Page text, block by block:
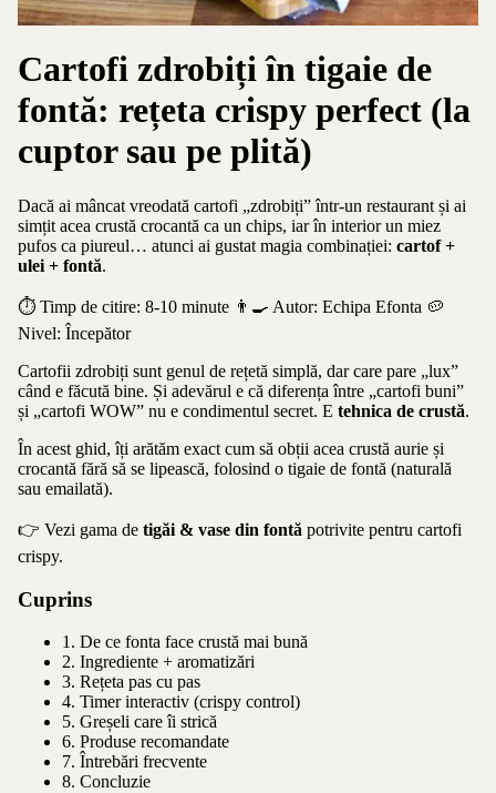
Cartofi zdrobiți în tigaie de
fontă: rețeta crispy perfect (la
cuptor sau pe plită)
Dacă ai mâncat vreodată cartofi „zdrobiți” într-un restaurant și ai
simțit acea crustă crocantă ca un chips, iar în interior un miez
pufos ca piureul… atunci ai gustat magia combinației: cartof +
ulei + fontă.
⏱️ Timp de citire: 8-10 minute 👨‍🍳 Autor: Echipa Efonta 🥔
Nivel: Începător
Cartofii zdrobiți sunt genul de rețetă simplă, dar care pare „lux”
când e făcută bine. Și adevărul e că diferența între „cartofi buni”
și „cartofi WOW” nu e condimentul secret. E tehnica de crustă.
În acest ghid, îți arătăm exact cum să obții acea crustă aurie și
crocantă fără să se lipească, folosind o tigaie de fontă (naturală
sau emailată).
👉 Vezi gama de tigăi & vase din fontă potrivite pentru cartofi
crispy.
Cuprins
1. De ce fonta face crustă mai bună
2. Ingrediente + aromatizări
3. Rețeta pas cu pas
4. Timer interactiv (crispy control)
5. Greșeli care îi strică
6. Produse recomandate
7. Întrebări frecvente
8. Concluzie